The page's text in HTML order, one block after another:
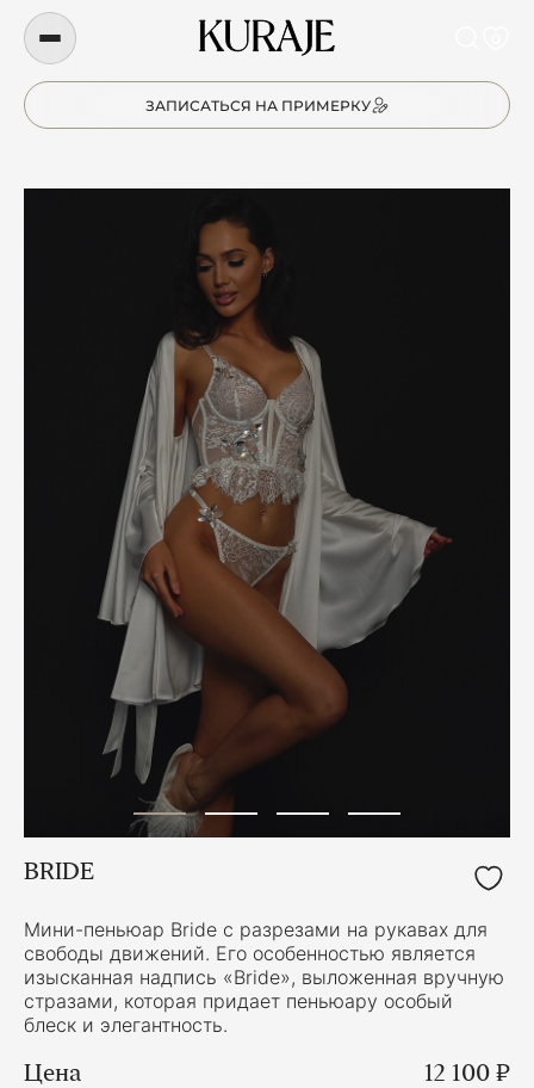
ЗАПИСАТЬСЯ НА ПРИМЕРКУ
BRIDE
Мини-пеньюар Bride с разрезами на рукавах для
свободы движений. Его особенностью является
изысканная надпись «Bride», выложенная вручную
стразами, которая придает пеньюару особый
блеск и элегантность.
Цена 12 100 ₽